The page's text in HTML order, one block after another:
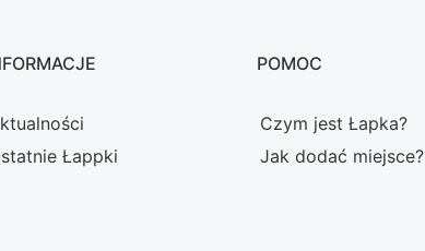
Łappki
POMOC
Czym jest Łapka?
Jak dodać miejsce?